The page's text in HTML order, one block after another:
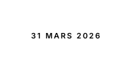
31 MARS 2026